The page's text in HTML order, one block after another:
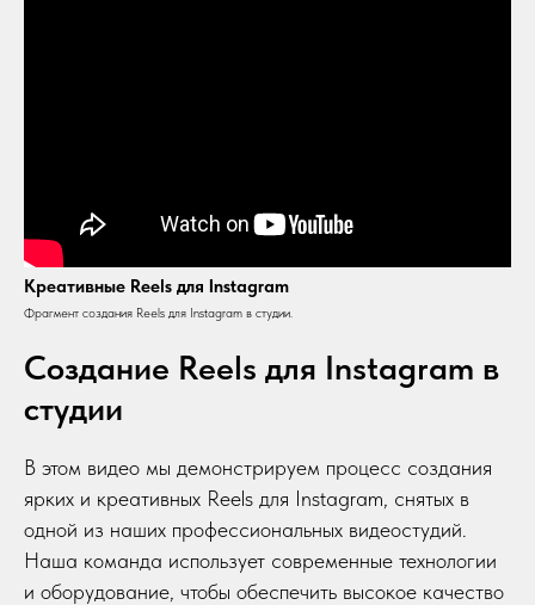
Креативные Reels для Instagram
Фрагмент создания Reels для Instagram в студии.
Создание Reels для Instagram в
студии
В этом видео мы демонстрируем процесс создания
ярких и креативных Reels для Instagram, снятых в
одной из наших профессиональных видеостудий.
Наша команда использует современные технологии
и оборудование, чтобы обеспечить высокое качество